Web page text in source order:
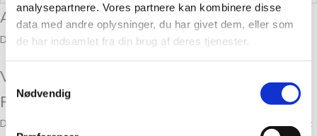
analysepartnere. Vores partnere kan kombinere disse
data med andre oplysninger, du har givet dem, eller som
de har indsamlet fra din brug af deres tjenester.
Samtykkevalg
Nødvendig
Anmeldelser
Der er endnu ikke nogle anmeldelser.
Vær den første til at anmelde “Alpaca 1
Farve 17”
Din e-mailadresse vil ikke blive publiceret.
Krævede felter er markeret